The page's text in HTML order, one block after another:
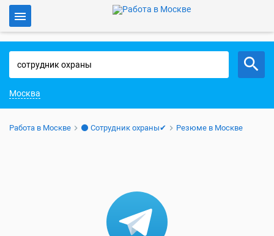
Работа в Москве
Москва
Работа в Москве ⚫ Сотрудник охраны✔ Резюме в Москве